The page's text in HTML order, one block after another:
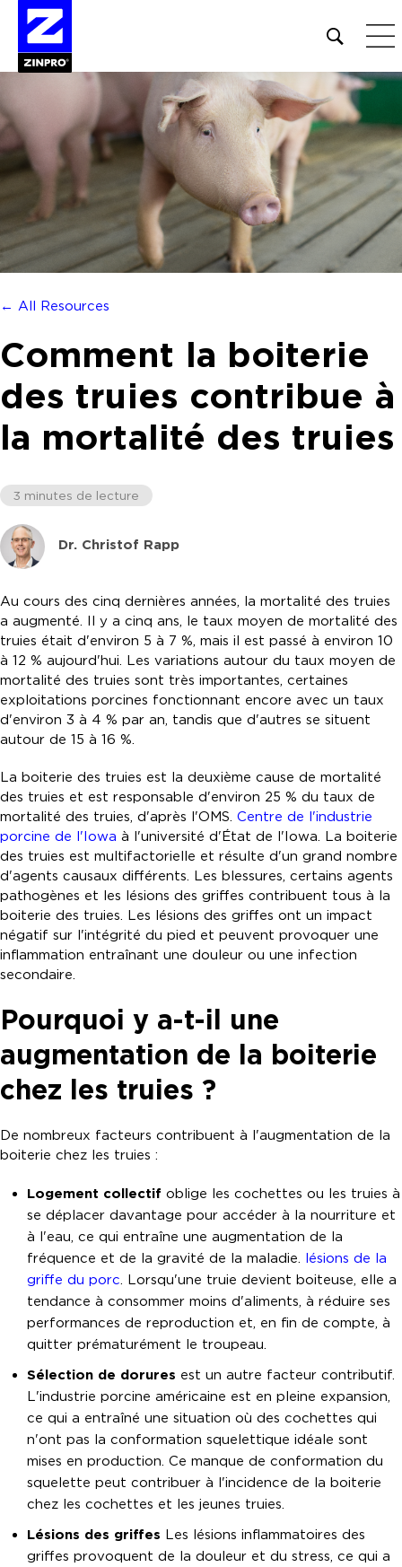
Open
site
search
form
Rechercher :
← All Resources
Comment la boiterie
des truies contribue à
la mortalité des truies
3 minutes de lecture
Dr. Christof Rapp
Au cours des cinq dernières années, la mortalité des truies
a augmenté. Il y a cinq ans, le taux moyen de mortalité des
truies était d'environ 5 à 7 %, mais il est passé à environ 10
à 12 % aujourd'hui. Les variations autour du taux moyen de
mortalité des truies sont très importantes, certaines
exploitations porcines fonctionnant encore avec un taux
d'environ 3 à 4 % par an, tandis que d'autres se situent
autour de 15 à 16 %.
La boiterie des truies est la deuxième cause de mortalité
des truies et est responsable d'environ 25 % du taux de
mortalité des truies, d'après l'OMS. Centre de l'industrie
porcine de l'Iowa à l'université d'État de l'Iowa. La boiterie
des truies est multifactorielle et résulte d'un grand nombre
d'agents causaux différents. Les blessures, certains agents
pathogènes et les lésions des griffes contribuent tous à la
boiterie des truies. Les lésions des griffes ont un impact
négatif sur l'intégrité du pied et peuvent provoquer une
inflammation entraînant une douleur ou une infection
secondaire.
Pourquoi y a-t-il une
augmentation de la boiterie
chez les truies ?
De nombreux facteurs contribuent à l'augmentation de la
boiterie chez les truies :
Logement collectif oblige les cochettes ou les truies à
se déplacer davantage pour accéder à la nourriture et
à l'eau, ce qui entraîne une augmentation de la
fréquence et de la gravité de la maladie. lésions de la
griffe du porc. Lorsqu'une truie devient boiteuse, elle a
tendance à consommer moins d'aliments, à réduire ses
performances de reproduction et, en fin de compte, à
quitter prématurément le troupeau.
Sélection de dorures est un autre facteur contributif.
L'industrie porcine américaine est en pleine expansion,
ce qui a entraîné une situation où des cochettes qui
n'ont pas la conformation squelettique idéale sont
mises en production. Ce manque de conformation du
squelette peut contribuer à l'incidence de la boiterie
chez les cochettes et les jeunes truies.
Lésions des griffes Les lésions inflammatoires des
griffes provoquent de la douleur et du stress, ce qui a